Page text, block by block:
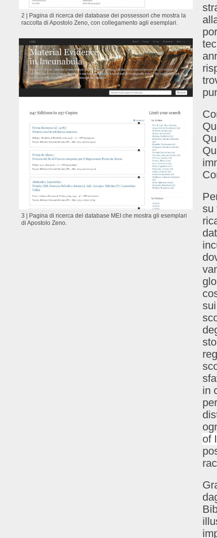
2 | Pagina di ricerca del database dei possessori che mostra la
raccolta di Apostolo Zeno, con collegamento agli esemplari.
3 | Pagina di ricerca del database MEI che mostra gli esemplari
di Apostolo Zeno.
su
in
of